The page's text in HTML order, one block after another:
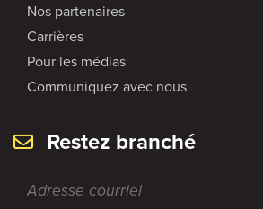
Nos partenaires
Carrières
Pour les médias
Communiquez avec nous
Restez branché